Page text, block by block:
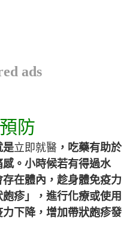
ads
防
是立即就醫，吃藥有助於
。小時候若有得過水
在體內，趁身體免疫力
疹」，進行化療或使用
下降，增加帶狀皰疹發